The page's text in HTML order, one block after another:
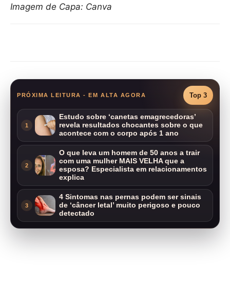
Imagem de Capa: Canva
PRÓXIMA LEITURA - EM ALTA AGORA Top 3
1
Estudo sobre ‘canetas emagrecedoras’
revela resultados chocantes sobre o que
acontece com o corpo após 1 ano
2
O que leva um homem de 50 anos a trair
com uma mulher MAIS VELHA que a
esposa? Especialista em relacionamentos
explica
3
4 Sintomas nas pernas podem ser sinais
de ‘câncer letal’ muito perigoso e pouco
detectado